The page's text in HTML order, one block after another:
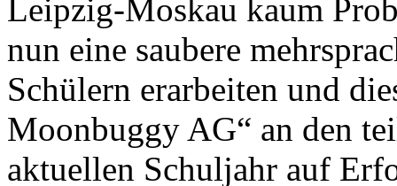
Leipzig-Moskau kaum
nun eine saubere
Schülern erarbeiten und
Moonbuggy AG“ an den
aktuellen Schuljahr auf